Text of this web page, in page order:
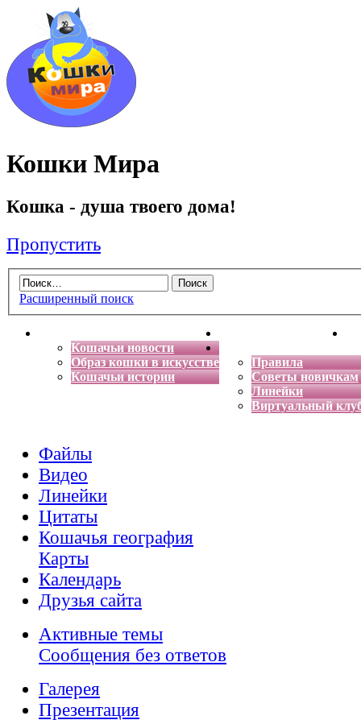
Кошки Мира
Кошка - душа твоего дома!
Пропустить
Расширенный поиск
Кошачьи новости
Образ кошки в искусстве
Кошачьи истории
Энциклопедия кошек
Правила
Советы новичкам
Линейки
Виртуальный
Файлы
Видео
Линейки
Цитаты
Кошачья география
Карты
Календарь
Друзья сайта
Активные темы
Сообщения без ответов
Галерея
Презентация